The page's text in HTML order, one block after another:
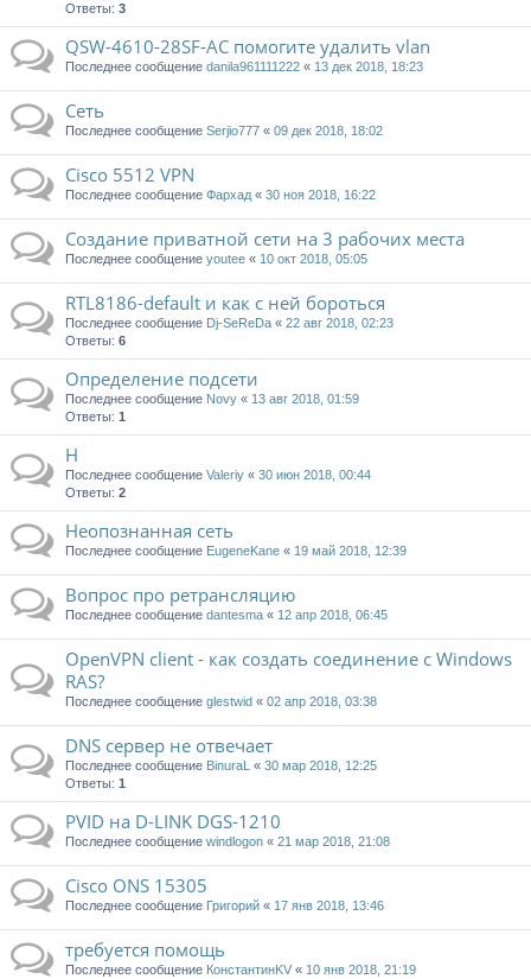
Ответы: 3
QSW-4610-28SF-AC помогите удалить vlan
Последнее сообщение danila961111222 « 13 дек 2018, 18:23
Сеть
Последнее сообщение Serjio777 « 09 дек 2018, 18:02
Cisco 5512 VPN
Последнее сообщение Фархад « 30 ноя 2018, 16:22
Создание приватной сети на 3 рабочих места
Последнее сообщение youtee « 10 окт 2018, 05:05
RTL8186-default и как с ней бороться
Последнее сообщение Dj-SeReDa « 22 авг 2018, 02:23
Ответы: 6
Определение подсети
Последнее сообщение Novy « 13 авг 2018, 01:59
Ответы: 1
Н
Последнее сообщение Valeriy « 30 июн 2018, 00:44
Ответы: 2
Неопознанная сеть
Последнее сообщение EugeneKane « 19 май 2018, 12:39
Вопрос про ретрансляцию
Последнее сообщение dantesma « 12 апр 2018, 06:45
OpenVPN client - как создать соединение с Windows
RAS?
Последнее сообщение glestwid « 02 апр 2018, 03:38
DNS сервер не отвечает
Последнее сообщение BinuraL « 30 мар 2018, 12:25
Ответы: 1
PVID на D-LINK DGS-1210
Последнее сообщение windlogon « 21 мар 2018, 21:08
Cisco ONS 15305
Последнее сообщение Григорий « 17 янв 2018, 13:46
требуется помощь
Последнее сообщение КонстантинKV « 10 янв 2018, 21:19